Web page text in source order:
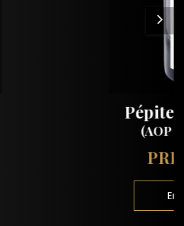
Pépite de Grenache